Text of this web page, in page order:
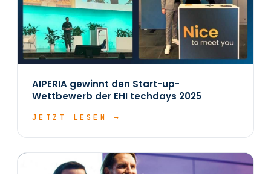
AIPERIA gewinnt den Start-up-
Wettbewerb der EHI techdays 2025
JETZT LESEN →